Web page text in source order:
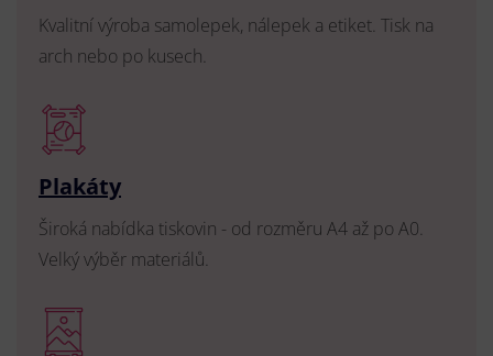
Kvalitní výroba samolepek, nálepek a etiket. Tisk na
arch nebo po kusech.
Plakáty
Široká nabídka tiskovin - od rozměru A4 až po A0.
Velký výběr materiálů.